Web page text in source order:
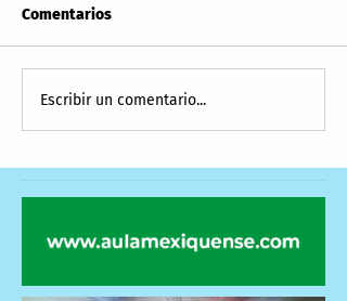
Comentarios
Escribir un comentario...